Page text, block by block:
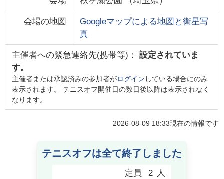
会場の地図
Googleマップによる地図と衛星写
真
主催者への緊急連絡先(携帯等)： 設定されていま
す。
主催者または承認済みの参加者がログイン している場合にのみ
表示されます。 テニスオフ開催日の数日後以降は表示されなく
なります。
2026-08-09 18:33現在の情報です
テニスオフは全て終了しました
定員 2 人